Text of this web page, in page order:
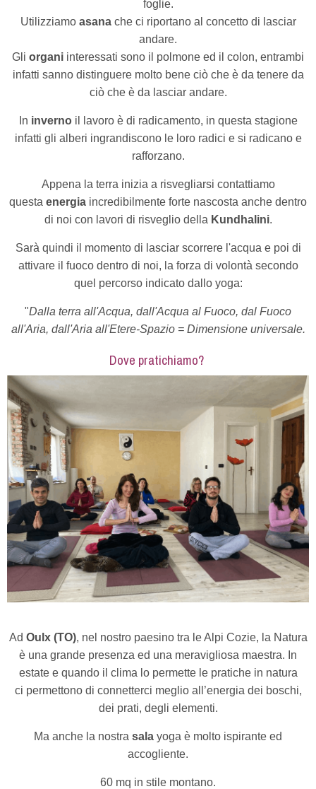
foglie.
Utilizziamo asanache ci riportano al concetto di lasciar
andare.
Gli organi interessati sono il polmone ed il colon, entrambi
infatti sanno distinguere molto bene ciò che è da tenere da
ciò che è da lasciar andare.
In invernoil lavoro è di radicamento, in questa stagione
infatti gli alberi ingrandiscono le loro radici e si radicano e
rafforzano.
Appena la terra inizia a risvegliarsi contattiamo
questa energia incredibilmente forte nascosta anche dentro
di noi con lavori di risveglio della Kundhalini.
Sarà quindi il momento di lasciar scorrere l'acqua e poi di
attivare il fuoco dentro di noi, la forza di volontà secondo
quel percorso indicato dallo yoga:
"Dalla terra all'Acqua, dall'Acqua al Fuoco, dal Fuoco
all'Aria, dall'Aria all'Etere-Spazio = Dimensione universale.
Dove pratichiamo?
Ad Oulx (TO), nel nostro paesino tra le Alpi Cozie, la Natura
è una grande presenza ed una meravigliosa maestra. In
estate e quando il clima lo permette le pratiche in natura
ci permettono di connetterci meglio all’energia dei boschi,
dei prati, degli elementi.
Ma anche la nostra sala yoga è molto ispirante ed
accogliente.
60 mq in stile montano.